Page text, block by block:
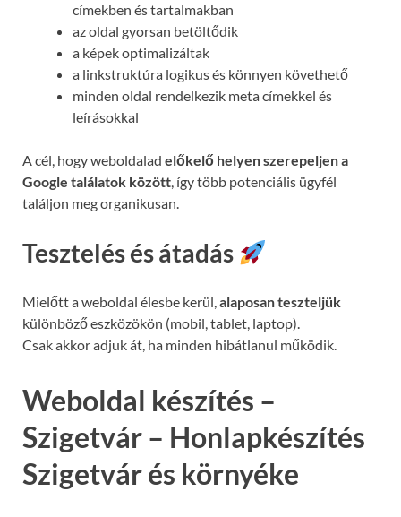
címekben és tartalmakban
az oldal gyorsan betöltődik
a képek optimalizáltak
a linkstruktúra logikus és könnyen követhető
minden oldal rendelkezik meta címekkel és
leírásokkal
A cél, hogy weboldalad előkelő helyen szerepeljen a
Google találatok között, így több potenciális ügyfél
találjon meg organikusan.
Tesztelés és átadás
Mielőtt a weboldal élesbe kerül,alaposan teszteljük
különböző eszközökön (mobil, tablet, laptop).
Csak akkor adjuk át, ha minden hibátlanul működik.
Weboldal készítés –
Szigetvár – Honlapkészítés
Szigetvár és környéke